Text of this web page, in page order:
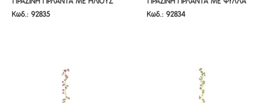
180ΕΚ
180ΕΚ
Κωδ.: 92835
170ΕΚ
170ΕΚ
Κωδ.: 92834